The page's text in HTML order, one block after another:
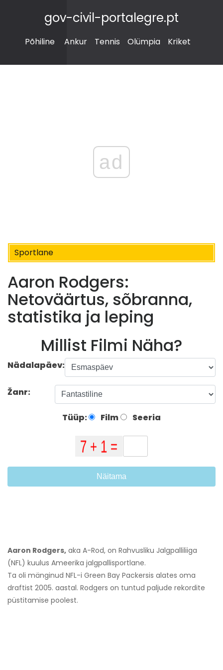
gov-civil-portalegre.pt
Põhiline Ankur Tennis Olümpia Kriket
ad
Sportlane
Aaron Rodgers:
Netoväärtus, sõbranna,
statistika ja leping
Millist Filmi Näha?
Nädalapäev:
Žanr:
Tüüp: Film Seeria
Näitama
Aaron Rodgers, aka A-Rod, on Rahvusliku Jalgpalliliiga
(NFL) kuulus Ameerika jalgpallisportlane.
Ta oli mänginud NFL-i Green Bay Packersis alates oma
draftist 2005. aastal. Rodgers on tuntud paljude rekordite
püstitamise poolest.